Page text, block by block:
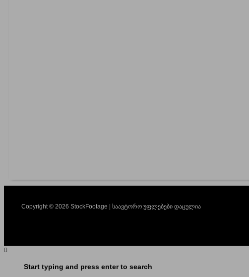
Copyright © 2026 StockFootage | საავტორო უფლებები დაცულია
Start typing and press enter to search